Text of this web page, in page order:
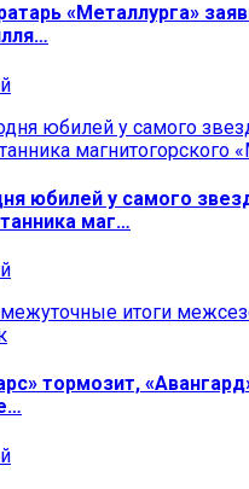
«Металлурга»
юбилей у самого
маг…
тормозит,